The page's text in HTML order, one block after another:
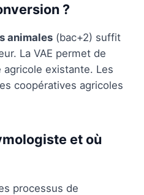
?
animales (bac+2) suffit
La VAE permet de
existante. Les
coopératives agricoles
et où
processus de